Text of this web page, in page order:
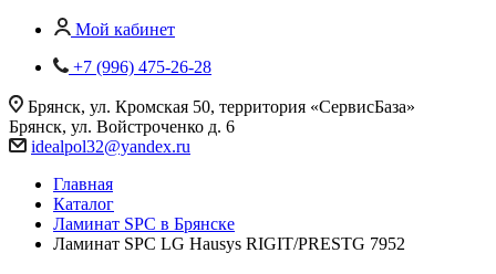
Мой кабинет
+7 (996) 475-26-28
Брянск, ул. Кромская 50, территория «СервисБаза»
Брянск, ул. Войстроченко д. 6
idealpol32@yandex.ru
Главная
Каталог
Ламинат SPC в Брянске
Ламинат SPC LG Hausys RIGIT/PRESTG 7952